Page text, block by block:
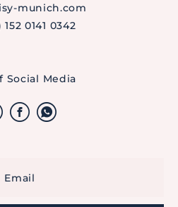
munich.com
0141 0342
Social Media